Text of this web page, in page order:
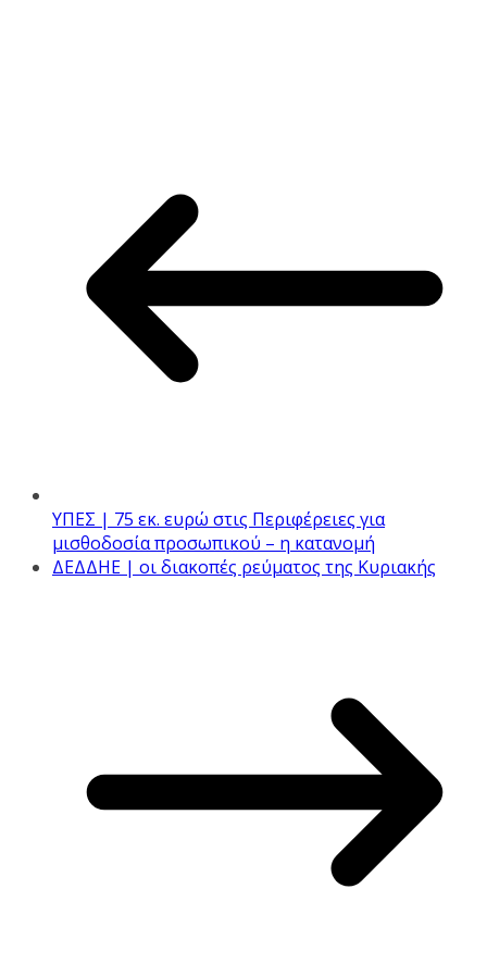
ΥΠΕΣ | 75 εκ. ευρώ στις Περιφέρειες για
μισθοδοσία προσωπικού – η κατανομή
ΔΕΔΔΗΕ | οι διακοπές ρεύματος της Κυριακής